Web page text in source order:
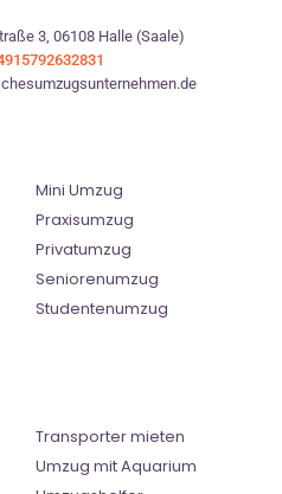
3, 06108 Halle (Saale)
Mini Umzug
Praxisumzug
Privatumzug
Seniorenumzug
Studentenumzug
Transporter mieten
Umzug mit Aquarium